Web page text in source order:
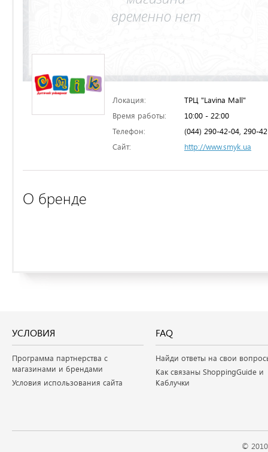
Локация:
ТРЦ "Lavina Mall"
Время работы:
10:00 - 22:00
Телефон:
(044) 290-42-04, 290-
Сайт:
http://www.smyk.ua
О бренде
УСЛОВИЯ
Программа партнерства с
магазинами и брендами
Условия использования сайта
FAQ
Найди ответы на свои
Как связаны ShoppingGuide и
Каблучки
©